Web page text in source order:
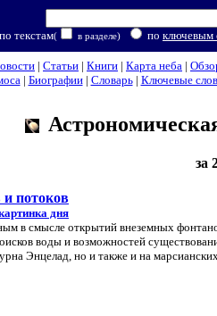
по текстам( в разделе) по ключевым
| Статьи | Книги | Карта неба |
| Биографии| Словарь| Ключевые
за
потоков
дня
в смысле открытий внеземных
воды и возможностей
Энцелад, но и также и на